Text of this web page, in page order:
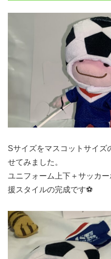
Sサイズをマスコットサイズ
せてみました。
ユニフォーム上下＋サッカ
援スタイルの完成です⚽